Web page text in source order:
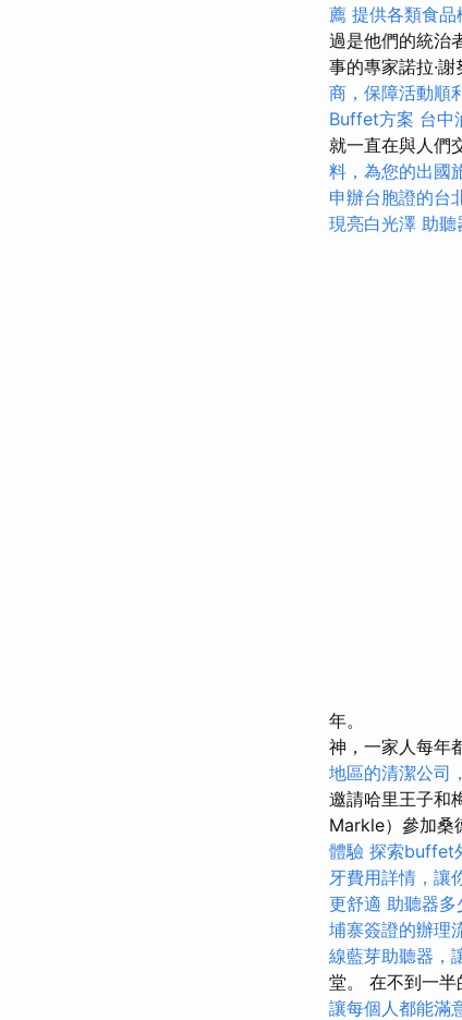
薦 提供各類食
過是他們的統治
事的專家諾拉·
商，保障活動順
Buffet方案 台中
就一直在與人們
料，為您的出國
申辦台胞證的台
現亮白光澤 助聽
年。
神，一家人每年
地區的清潔公司
邀請哈里王子和
Markle）參加桑
體驗 探索buffet
牙費用詳情，讓
更舒適 助聽器
埔寨簽證的辦理
線藍芽助聽器，
堂。 在不到一半
讓每個人都能滿